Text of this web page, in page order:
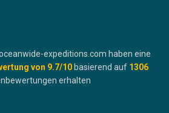
expeditions.com haben eine
von 9.7/10 basierend auf 1306
erhalten